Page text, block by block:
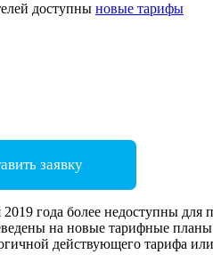
доступны новые тарифы
заявку
года более недоступны для
на новые тарифные планы
действующего тарифа